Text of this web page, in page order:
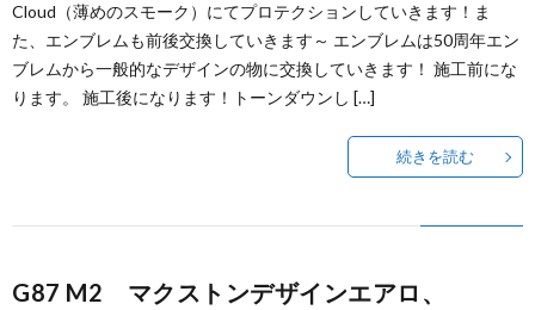
Cloud（薄めのスモーク）にてプロテクションしていきます！ま
た、エンブレムも前後交換していきます～ エンブレムは50周年エン
ブレムから一般的なデザインの物に交換していきます！ 施工前にな
ります。 施工後になります！トーンダウンし […]
続きを読む
G87 M2 マクストンデザインエアロ、